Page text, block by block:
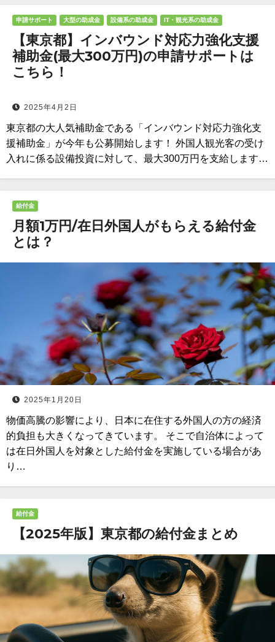
申請サポート 大型の助成金 設備系の助成金 IT・観光系の助成金
【東京都】インバウンド対応力強化支援
補助金(最大300万円)の申請サポートは
こちら！
2025年4月2日
東京都の大人気補助金である「インバウンド対応力強化支
援補助金」が今年も公募開始します！ 外国人観光客の受け
入れに係る設備投資に対して、最大300万円を支給します…
給付金
月額1万円/在日外国人がもらえる給付金
とは？
2025年1月20日
物価高騰の影響により、日本に在住する外国人の方の経済
的負担も大きくなってきています。 そこで自治体によって
は在日外国人を対象とした給付金を実施している場合があ
り…
給付金
【2025年版】東京都の給付金まとめ